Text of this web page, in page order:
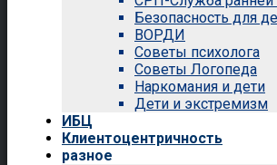
Безопасность для
ВОРДИ
Советы психолога
Советы Логопеда
Наркомания и дети
Дети и экстремизм
ИБЦ
Клиентоцентричность
разное